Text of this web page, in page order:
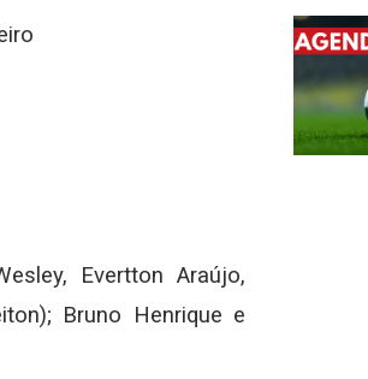
Evertton Araújo,
Bruno Henrique e